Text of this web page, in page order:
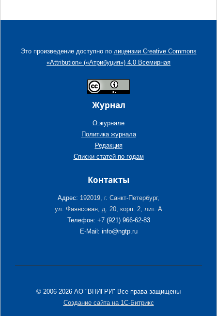
Это произведение доступно по лицензии Creative Commons
«Attribution» («Атрибуция») 4.0 Всемирная
Журнал
О журнале
Политика журнала
Редакция
Списки статей по годам
Контакты
Адрес: 192019, г. Санкт-Петербург,
ул. Фаянсовая, д. 20, корп. 2, лит. А
Телефон: +7 (921) 966-62-83
E-Mail: info@ngtp.ru
© 2006-2026 АО "ВНИГРИ" Все права защищены
Создание сайта на 1С-Битрикс